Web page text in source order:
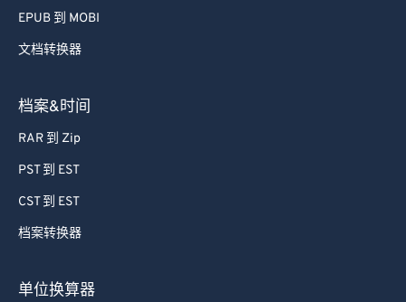
EPUB 到 MOBI
文档转换器
档案&时间
RAR 到 Zip
PST 到 EST
CST 到 EST
档案转换器
单位换算器